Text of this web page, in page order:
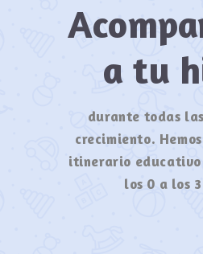
a tu
durante todas
crecimiento.
itinerario educativo
los 0 a los